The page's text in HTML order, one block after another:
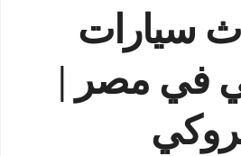
سيارات
في مصر |